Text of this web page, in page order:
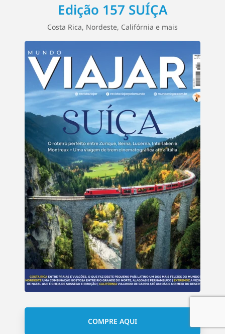
Edição 157 SUÍÇA
Costa Rica, Nordeste, Califórnia e mais
COMPRE AQUI